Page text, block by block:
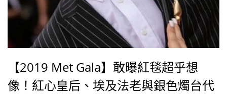
【2019 Met Gala】敢曝紅毯超乎想
像！紅心皇后、埃及法老與銀色燭台代